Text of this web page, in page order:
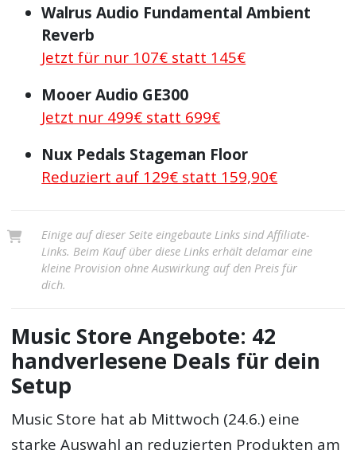
Walrus Audio Fundamental Ambient
Reverb
Jetzt für nur 107€ statt 145€
Mooer Audio GE300
Jetzt nur 499€ statt 699€
Nux Pedals Stageman Floor
Reduziert auf 129€ statt 159,90€
Einige auf dieser Seite eingebaute Links sind Affiliate-
Links. Beim Kauf über diese Links erhält delamar eine
kleine Provision ohne Auswirkung auf den Preis für
dich.
Music Store Angebote: 42
handverlesene Deals für dein
Setup
Music Store hat ab Mittwoch (24.6.) eine
starke Auswahl an reduzierten Produkten am